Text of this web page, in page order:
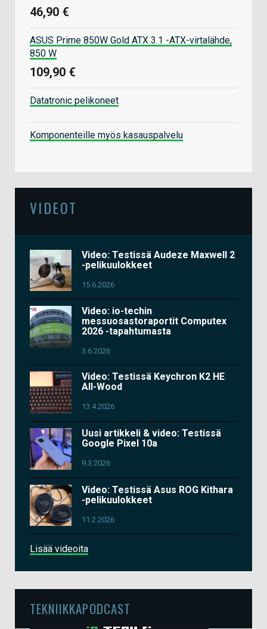
46,90 €
ASUS Prime 850W Gold ATX 3.1 -ATX-virtalähde,
850 W
109,90 €
Datatronic pelikoneet
Komponenteille myös kasauspalvelu
VIDEOT
Video: Testissä Audeze Maxwell 2
-pelikuulokkeet
15.6.2026
Video: io-techin
messuosastoraportit Computex
2026 -tapahtumasta
3.6.2026
Video: Testissä Keychron K2 HE
All-Wood
13.4.2026
Uusi artikkeli & video: Testissä
Google Pixel 10a
9.3.2026
Video: Testissä Asus ROG Kithara
-pelikuulokkeet
11.2.2026
Lisää videoita
TEKNIIKKAPODCAST